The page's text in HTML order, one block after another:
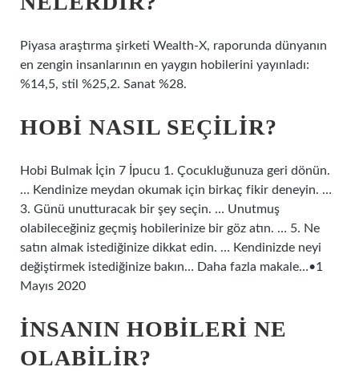
Piyasa araştırma şirketi Wealth-X, raporunda dünyanın
en zengin insanlarının en yaygın hobilerini yayınladı:
%14,5, stil %25,2. Sanat %28.
HOBI NASIL SEÇILIR?
Hobi Bulmak İçin 7 İpucu 1. Çocukluğunuza geri dönün.
… Kendinize meydan okumak için birkaç fikir deneyin. …
3. Günü unutturacak bir şey seçin. … Unutmuş
olabileceğiniz geçmiş hobilerinize bir göz atın. … 5. Ne
satın almak istediğinize dikkat edin. … Kendinizde neyi
değiştirmek istediğinize bakın… Daha fazla makale…•1
Mayıs 2020
İNSANIN HOBILERI NE
OLABILIR?